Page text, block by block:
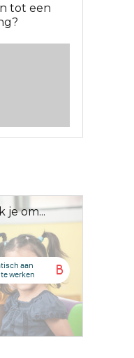
tot een
je om...
B
aan
werken